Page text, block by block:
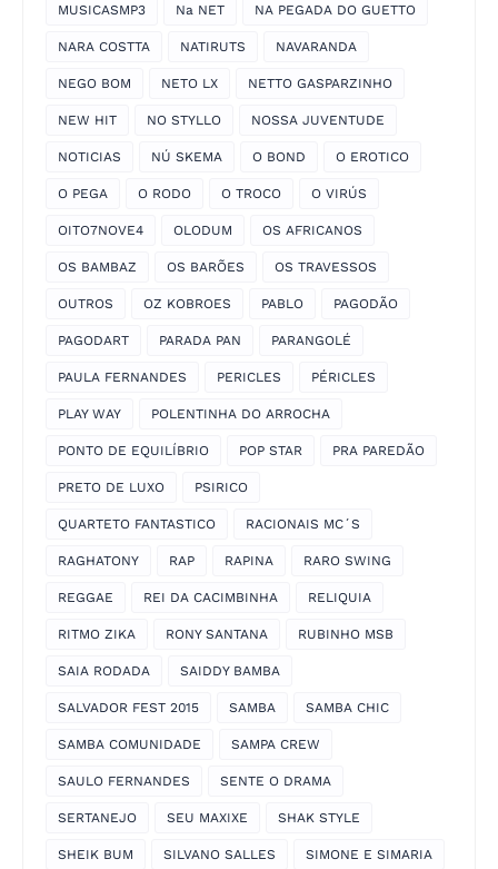
MUSICASMP3 Na NET NA PEGADA DO GUETTO
NARA COSTTA NATIRUTS NAVARANDA
NEGO BOM NETO LX NETTO GASPARZINHO
NEW HIT NO STYLLO NOSSA JUVENTUDE
NOTICIAS NÚ SKEMA O BOND O EROTICO
O PEGA O RODO O TROCO O VIRÚS
OITO7NOVE4 OLODUM OS AFRICANOS
OS BAMBAZ OS BARÕES OS TRAVESSOS
OUTROS OZ KOBROES PABLO PAGODÃO
PAGODART PARADA PAN PARANGOLÉ
PAULA FERNANDES PERICLES PÉRICLES
PLAY WAY POLENTINHA DO ARROCHA
PONTO DE EQUILÍBRIO POP STAR PRA PAREDÃO
PRETO DE LUXO PSIRICO
QUARTETO FANTASTICO RACIONAIS MC´S
RAGHATONY RAP RAPINA RARO SWING
REGGAE REI DA CACIMBINHA RELIQUIA
RITMO ZIKA RONY SANTANA RUBINHO MSB
SAIA RODADA SAIDDY BAMBA
SALVADOR FEST 2015 SAMBA SAMBA CHIC
SAMBA COMUNIDADE SAMPA CREW
SAULO FERNANDES SENTE O DRAMA
SERTANEJO SEU MAXIXE SHAK STYLE
SHEIK BUM SILVANO SALLES SIMONE E SIMARIA